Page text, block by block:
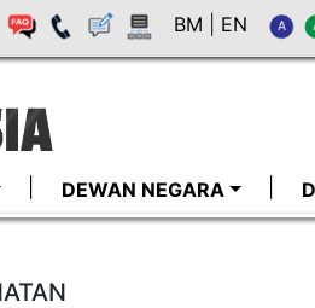
BM EN
DEWAN NEGARA